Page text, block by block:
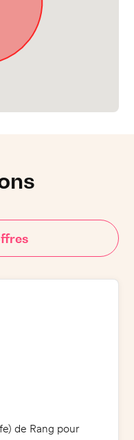
de Rang pour